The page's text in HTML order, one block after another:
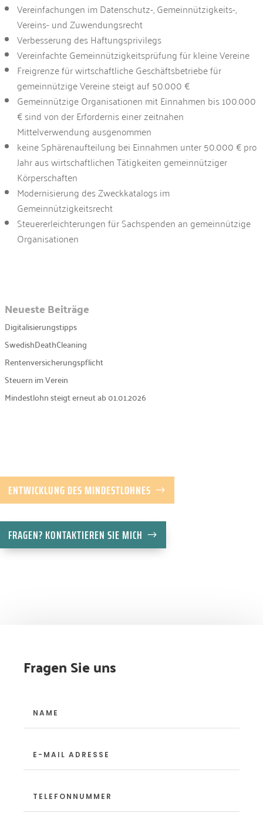
Vereinfachungen im Datenschutz-, Gemeinnützigkeits-,
Vereins- und Zuwendungsrecht
Verbesserung des Haftungsprivilegs
Vereinfachte Gemeinnützigkeitsprüfung für kleine Vereine
Freigrenze für wirtschaftliche Geschäftsbetriebe für
gemeinnützige Vereine steigt auf 50.000 €
Gemeinnützige Organisationen mit Einnahmen bis 100.000
€ sind von der Erfordernis einer zeitnahen
Mittelverwendung ausgenommen
keine Sphärenaufteilung bei Einnahmen unter 50.000 € pro
Jahr aus wirtschaftlichen Tätigkeiten gemeinnütziger
Körperschaften
Modernisierung des Zweckkatalogs im
Gemeinnützigkeitsrecht
Steuererleichterungen für Sachspenden an gemeinnützige
Organisationen
Neueste Beiträge
Digitalisierungstipps
SwedishDeathCleaning
Rentenversicherungspflicht
Steuern im Verein
Mindestlohn steigt erneut ab 01.01.2026
ENTWICKLUNG DES MINDESTLOHNES
FRAGEN? KONTAKTIEREN SIE MICH
Fragen Sie uns